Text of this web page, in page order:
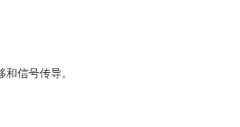
信号传导。